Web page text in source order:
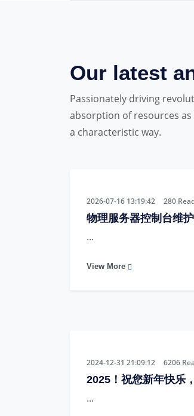
Our latest
Passionately driving
absorption of resources
a characteristic way.
2026-07-16 13:19:42 280
物理服务器控制台维护
...
View More
2024-12-31 21:09:12 6206
2025！祝您新年快乐
...